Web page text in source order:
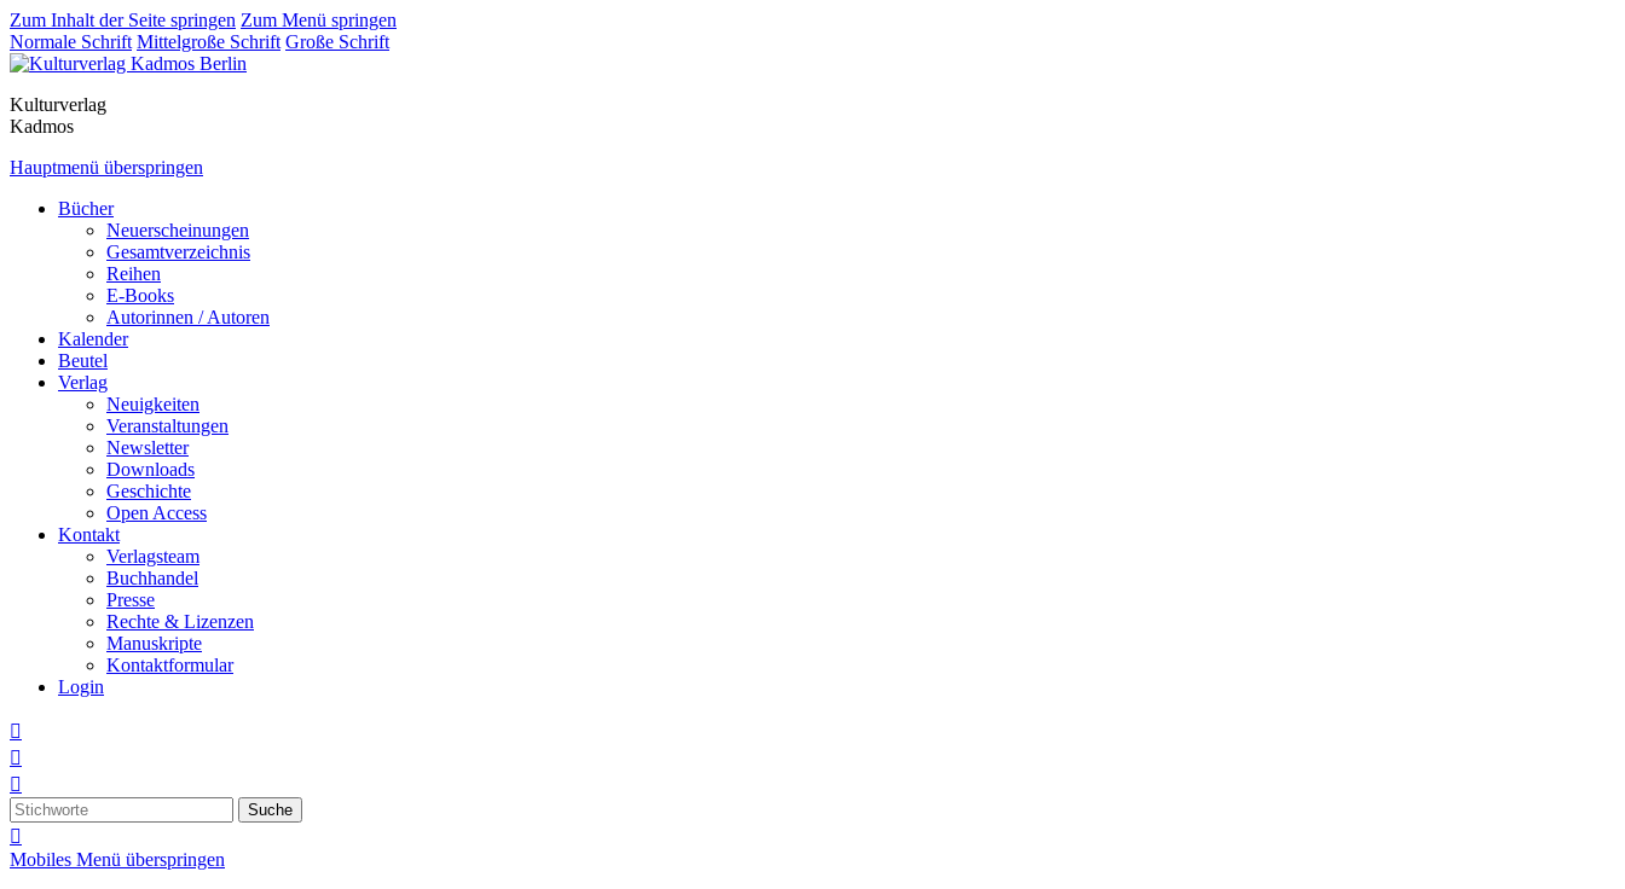
Zum Inhalt der Seite springen Zum Menü springen
Normale Schrift Mittelgroße Schrift Große Schrift
Kulturverlag
Kadmos
Hauptmenü überspringen
Bücher
Neuerscheinungen
Gesamtverzeichnis
Reihen
E-Books
Autorinnen / Autoren
Kalender
Beutel
Verlag
Neuigkeiten
Veranstaltungen
Newsletter
Downloads
Geschichte
Open Access
Kontakt
Verlagsteam
Buchhandel
Presse
Rechte & Lizenzen
Manuskripte
Kontaktformular
Login



Suche

Mobiles Menü überspringen